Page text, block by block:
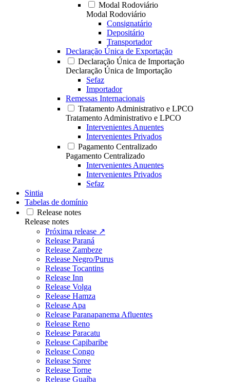
Modal Rodoviário
Modal Rodoviário
Consignatário
Depositário
Transportador
Declaração Única de Exportação
Declaração Única de Importação
Declaração Única de Importação
Sefaz
Importador
Remessas Internacionais
Tratamento Administrativo e LPCO
Tratamento Administrativo e LPCO
Intervenientes Anuentes
Intervenientes Privados
Pagamento Centralizado
Pagamento Centralizado
Intervenientes Anuentes
Intervenientes Privados
Sefaz
Sintia
Tabelas de domínio
Release notes
Release notes
Próxima release ↗
Release Paraná
Release Zambeze
Release Negro/Purus
Release Tocantins
Release Inn
Release Volga
Release Hamza
Release Apa
Release Paranapanema Afluentes
Release Reno
Release Paracatu
Release Capibaribe
Release Congo
Release Spree
Release Torne
Release Guaíba